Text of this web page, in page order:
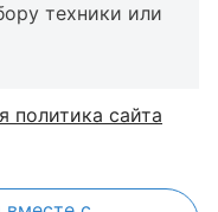
техники или
политика сайта